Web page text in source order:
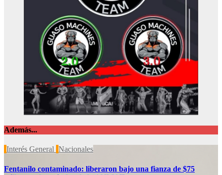
Además...
Interés General Nacionales
Fentanilo contaminado: liberaron bajo una fianza de $75